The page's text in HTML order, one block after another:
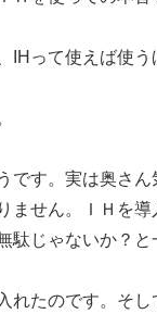
IHって使えば使う
です。実は奥さ
ません。ＩＨを導
駄じゃないか？と
れたのです。そ